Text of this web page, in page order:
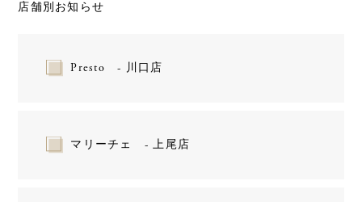
店舗別お知らせ
Presto - 川口店
マリーチェ - 上尾店